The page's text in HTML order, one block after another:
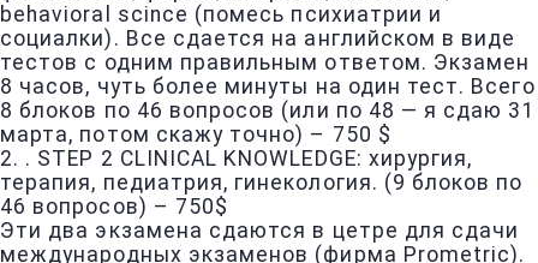
behavioral scince (помесь психиатрии и
социалки). Все сдается на английском в виде
тестов с одним правильным ответом. Экзамен
8 часов, чуть более минуты на один тест. Всего
8 блоков по 46 вопросов (или по 48 — я сдаю 31
марта, потом скажу точно) – 750 $
2. . STEP 2 CLINICAL KNOWLEDGE: хирургия,
терапия, педиатрия, гинекология. (9 блоков по
46 вопросов) – 750$
Эти два экзамена сдаются в цетре для сдачи
международных экзаменов (фирма Prometric).